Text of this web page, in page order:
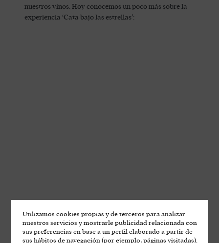
nuestros vinos. Hoy conocemos un poco más sobre la
experiencia ‘Cata bajo las estrellas’:
Utilizamos cookies propias y de terceros para analizar
nuestros servicios y mostrarle publicidad relacionada con
sus preferencias en base a un perfil elaborado a partir de
sus hábitos de navegación (por ejemplo, páginas visitadas).